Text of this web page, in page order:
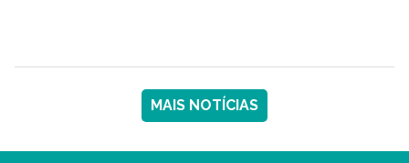
MAIS NOTÍCIAS